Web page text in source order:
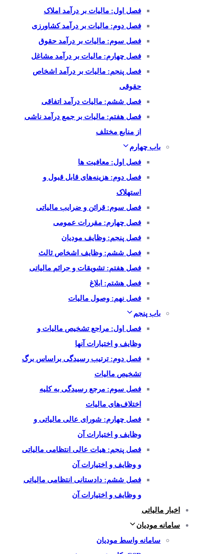
فصل اول: مالیات بر درآمد املاک
فصل دوم: مالیات بر درآمد کشاورزی
فصل سوم: مالیات بر درآمد حقوق
فصل چهارم: مالیات بر درآمد مشاغل
فصل پنجم: مالیات بر درآمد اشخاص
حقوقی
فصل ششم: مالیات درآمد اتفاقی
فصل هفتم: مالیات بر جمع درآمد ناشی
از منابع مختلف
باب چهارم
فصل اول: معافیت ها
فصل دوم: هزینه‌های قابل قبول و
استهلاک
فصل سوم: قرائن و ضرایب مالیاتی
فصل چهارم: مقررات عمومی
فصل پنجم: وظایف مودیان
فصل ششم: وظایف اشخاص ثالث
فصل هفتم: تشویقات و جرائم مالیاتی
فصل هشتم: ابلاغ
فصل نهم: وصول مالیات
باب پنجم
فصل اول: مراجع تشخیص مالیات و
وظایف و اختیارات آنها
فصل دوم: ترتیب رسیدگی براساس برگ
تشخیص مالیات
فصل سوم: مرجع رسیدگی به کلیه
اختلاف‌های مالیات
فصل چهارم: شورای عالی مالیاتی و
وظایف و اختیارات آن
فصل پنجم: هیات عالی انتظامی مالیاتی
و وظایف و اختیارات آن
فصل ششم: دادستانی انتظامی مالیاتی
و وظایف و اختیارات آن
اخبار مالیاتی
سامانه مودیان
سامانه واسط مودیان